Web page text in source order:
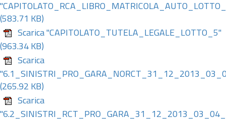
(583.71 KB)
Scarica "CAPITOLATO_TUTELA_LEGALE_LOTTO_5"
(963.34 KB)
Scarica
(265.92 KB)
Scarica